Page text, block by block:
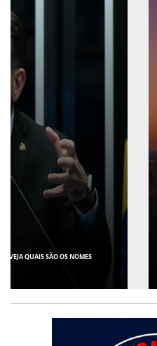
CLICK INDICA
GIRO POR SERGIPE, BRASIL E